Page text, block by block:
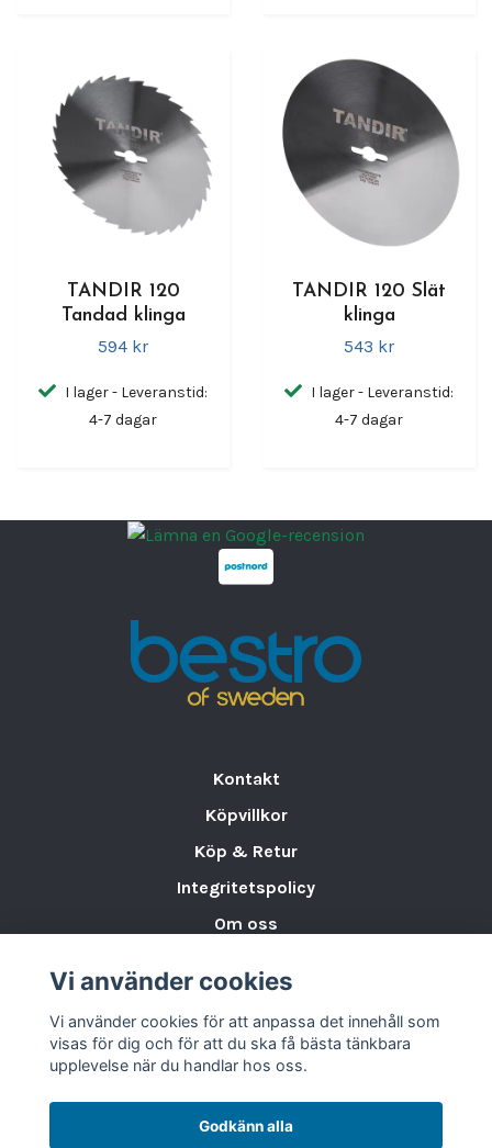
TANDIR 120
Tandad klinga
594 kr
I lager - Leveranstid:
4-7 dagar
TANDIR 120 Slät
klinga
543 kr
I lager - Leveranstid:
4-7 dagar
Kontakt
Köpvillkor
Köp & Retur
Integritetspolicy
Om oss
Varumärken & Partners
BLOGG
Vi använder cookies
Vi använder cookies för att anpassa det innehåll som
visas för dig och för att du ska få bästa tänkbara
upplevelse när du handlar hos oss.
Godkänn alla